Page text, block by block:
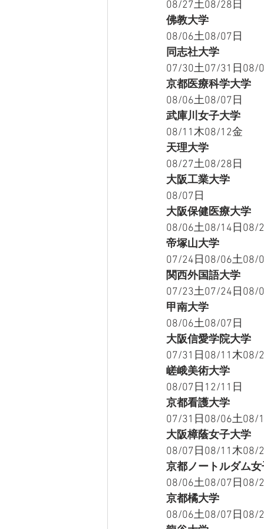
08/27土08/28日
佛教大学
08/06土08/07日
同志社大学
07/30土07/31日08/
京都医療科学大学
08/06土08/07日
武庫川女子大学
08/11木08/12金
天理大学
08/27土08/28日
大阪工業大学
08/07日
大阪保健医療大学
08/06土08/14日08/
帝塚山大学
07/24日08/06土08/
関西外国語大学
07/23土07/24日08/
甲南大学
08/06土08/07日
大阪信愛学院大学
07/31日08/11木08/
嵯峨美術大学
08/07日12/11日
京都看護大学
07/31日08/06土08/
大阪樟蔭女子大学
08/07日08/11木08/
京都ノートルダム
08/06土08/07日08/
京都橘大学
08/06土08/07日08/